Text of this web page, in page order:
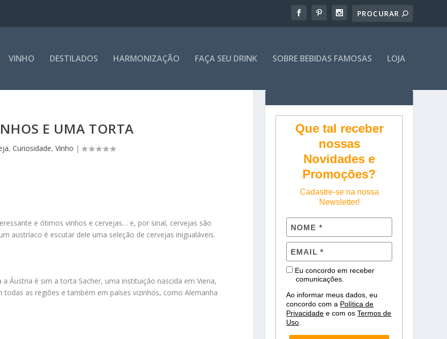
VINHO DESTILADOS HARMONIZAÇÃO FAÇA SEU DRINK SOBRE BEBIDAS FAMOSAS LOJA
E UMA TORTA
, Curiosidade, Vinho |
e ótimos vinhos e cervejas… e, por sinal, cervejas são
austríaco é escutar dele uma seleção de cervejas inigualáveis.
Áustria é sim a torta Sacher, uma instituição nascida em Viena,
as regiões e também em países vizinhos, como Alemanha
Que tal receber
nossas
Novidades e
Promoções?
Cadastre-se na nossa
Newsletter!
Eu concordo em receber
comunicações.
Ao informar meus dados, eu
concordo com a Política de
Privacidade e com osTermos de
Uso